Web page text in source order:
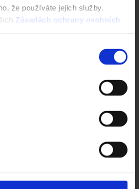
že používáte jejich služby.
Zásadách ochrany osobních
s.r.o.